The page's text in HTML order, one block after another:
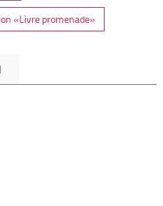
«Livre promenade»